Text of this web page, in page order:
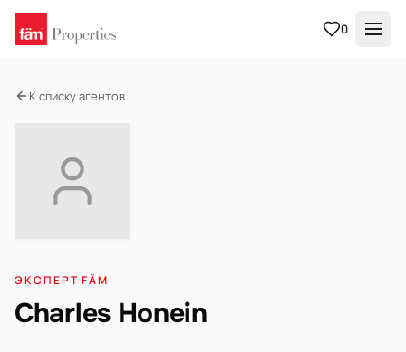
0
К списку агентов
ЭКСПЕРТ FÄM
Charles Honein